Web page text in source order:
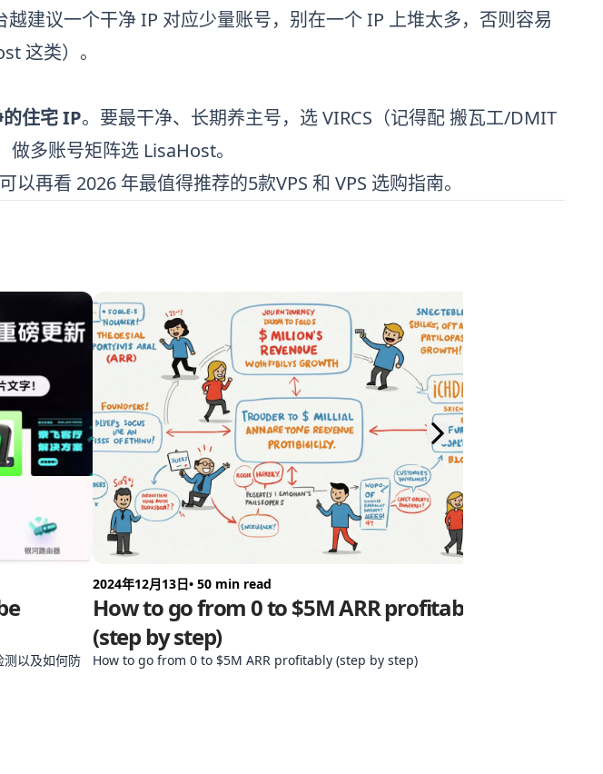
越建议一个干净 IP 对应少量账号，别在一个 IP 上堆太多，否则容易
这类）。
住宅 IP。要最干净、长期养主号，选 VIRCS （记得配搬瓦工/DMIT
做多账号矩阵选 LisaHost。
以再看 2026 年最值得推荐的5款VPS 和 VPS 选购指南。
测以及如何防
2024年12月13日• 50 min read
How to go from 0 to $5M ARR profitably
(step by step)
How to go from 0 to $5M ARR profitably (step by step)